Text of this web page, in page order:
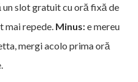
un slot gratuit cu oră fixă de
mai repede. Minus:e mereu
mergi acolo prima oră